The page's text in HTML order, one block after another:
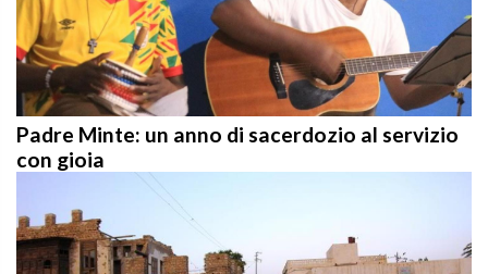
Padre Minte: un anno di sacerdozio al servizio
con gioia